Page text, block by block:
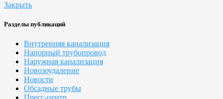
Закрыть
Разделы публикаций
Внутренняя канализация
Напорный трубопровод
Наружная канализация
Новозоудаление
Новости
Обсадные трубы